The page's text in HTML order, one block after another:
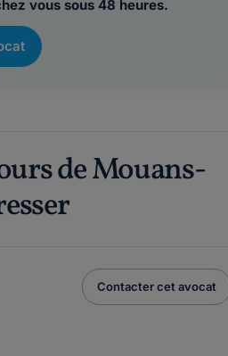
vous sous 48 heures.
de Mouans-
Contacter cet avocat